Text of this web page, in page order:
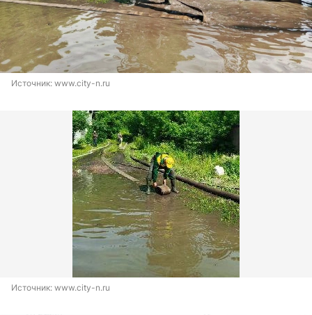
Источник: www.city-n.ru
Источник: www.city-n.ru